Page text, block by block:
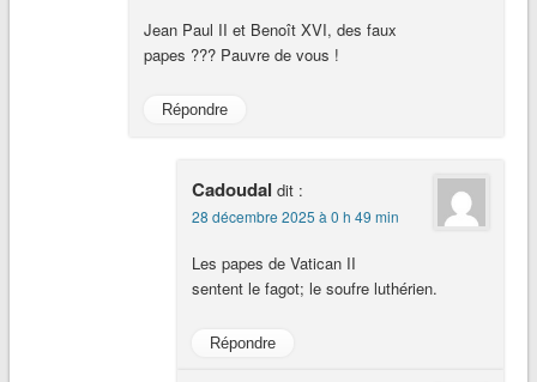
Jean Paul II et Benoît XVI, des faux
papes ??? Pauvre de vous !
Répondre
Cadoudal dit :
28 décembre 2025 à 0 h 49 min
Les papes de Vatican II
sentent le fagot; le soufre luthérien.
Répondre